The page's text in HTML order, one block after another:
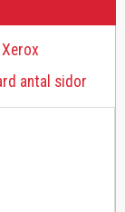
antal sidor